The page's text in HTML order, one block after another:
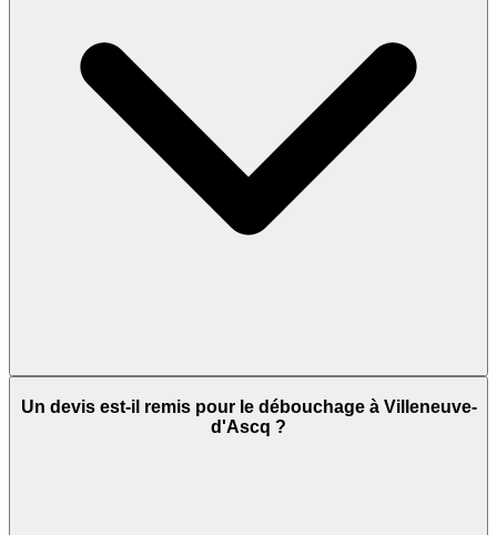
Un devis est-il remis pour le débouchage à Villeneuve-
d'Ascq ?